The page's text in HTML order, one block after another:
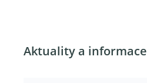
Aktuality a informace